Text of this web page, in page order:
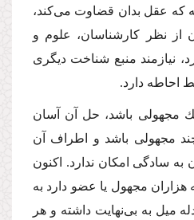
كه عقل بدان قضاوت مى‌كند،
از نظر كارشناسان، علوم و
نیازمند منبع شناخت دیگرى
احاطه دارد.
مجهولى باشد، حل آن آسان
مجهولى باشد و اطراف آن
به سادگى امكان ندارد. اكنون
هزاران مجهول یا عضو دارد به
میل به بى‌نهایت داشته و هر